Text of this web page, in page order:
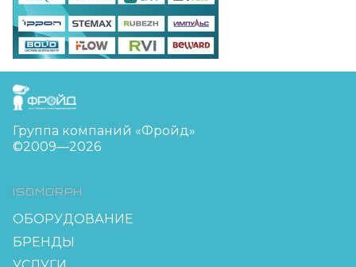
FreudGroup
Группа компаний «Фройд»
©2009—2026
ISOMORPH
ОБОРУДОВАНИЕ
БРЕНДЫ